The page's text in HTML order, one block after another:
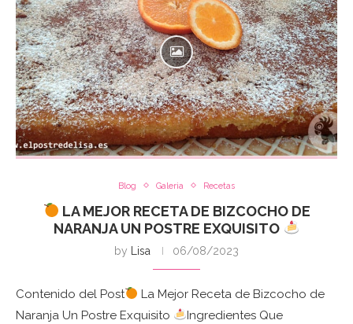
Blog Galeria Recetas
LA MEJOR RECETA DE BIZCOCHO DE
NARANJA UN POSTRE EXQUISITO
by Lisa 06/08/2023
Contenido del Post
La Mejor Receta de Bizcocho de
Naranja Un Postre Exquisito
Ingredientes Que